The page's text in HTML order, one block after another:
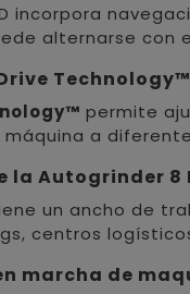
incorpora
alternarse
permite
a
la Autogrinder 8
un ancho de
centros
marcha de